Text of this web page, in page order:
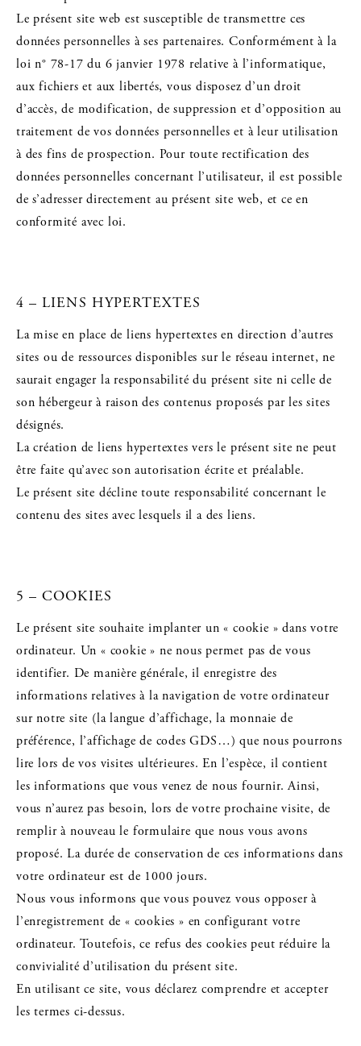
Le présent site web est susceptible de transmettre ces
données personnelles à ses partenaires. Conformément à la
loi n° 78-17 du 6 janvier 1978 relative à l’informatique,
aux fichiers et aux libertés, vous disposez d’un droit
d’accès, de modification, de suppression et d’opposition au
traitement de vos données personnelles et à leur utilisation
à des fins de prospection. Pour toute rectification des
données personnelles concernant l’utilisateur, il est possible
de s’adresser directement au présent site web, et ce en
conformité avec loi.
4 – LIENS HYPERTEXTES
La mise en place de liens hypertextes en direction d’autres
sites ou de ressources disponibles sur le réseau internet, ne
saurait engager la responsabilité du présent site ni celle de
son hébergeur à raison des contenus proposés par les sites
désignés.
La création de liens hypertextes vers le présent site ne peut
être faite qu’avec son autorisation écrite et préalable.
Le présent site décline toute responsabilité concernant le
contenu des sites avec lesquels il a des liens.
5 – COOKIES
Le présent site souhaite implanter un « cookie » dans votre
ordinateur. Un « cookie » ne nous permet pas de vous
identifier. De manière générale, il enregistre des
informations relatives à la navigation de votre ordinateur
sur notre site (la langue d’affichage, la monnaie de
préférence, l’affichage de codes GDS…) que nous pourrons
lire lors de vos visites ultérieures. En l’espèce, il contient
les informations que vous venez de nous fournir. Ainsi,
vous n’aurez pas besoin, lors de votre prochaine visite, de
remplir à nouveau le formulaire que nous vous avons
proposé. La durée de conservation de ces informations dans
votre ordinateur est de 1000 jours.
Nous vous informons que vous pouvez vous opposer à
l’enregistrement de « cookies » en configurant votre
ordinateur. Toutefois, ce refus des cookies peut réduire la
convivialité d’utilisation du présent site.
En utilisant ce site, vous déclarez comprendre et accepter
les termes ci-dessus.